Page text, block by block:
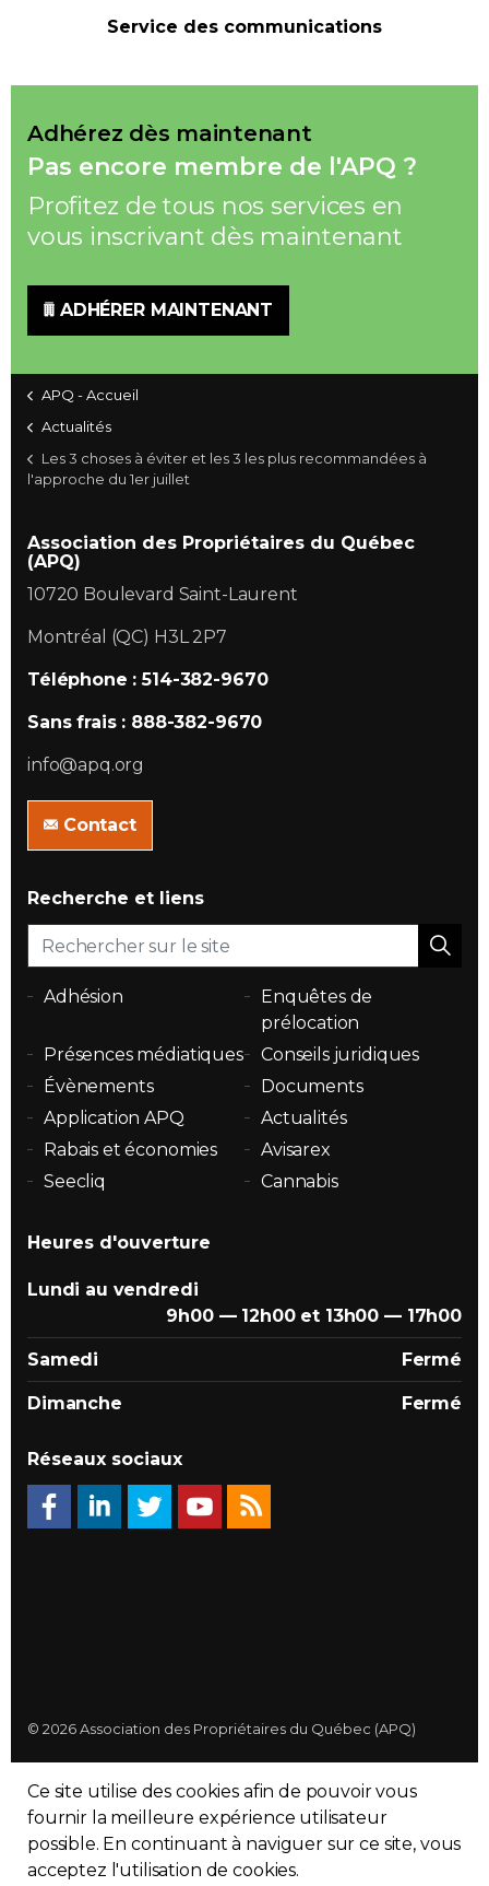
Service des communications
Adhérez dès maintenant
Pas encore membre de l'APQ ?
Profitez de tous nos services en
vous inscrivant dès maintenant
ADHÉRER MAINTENANT
APQ - Accueil
Actualités
Les 3 choses à éviter et les 3 les plus recommandées à
l'approche du 1er juillet
Association des Propriétaires du Québec
(APQ)
10720 Boulevard Saint-Laurent
Montréal (QC) H3L 2P7
Téléphone : 514-382-9670
Sans frais : 888-382-9670
info@apq.org
Contact
Recherche et liens
Adhésion
Enquêtes de
prélocation
Présences médiatiques
Conseils juridiques
Évènements
Documents
Application APQ
Actualités
Rabais et économies
Avisarex
Seecliq
Cannabis
Heures d'ouverture
Lundi au vendredi
9h00 — 12h00 et 13h00 — 17h00
Samedi Fermé
Dimanche Fermé
Réseaux sociaux
© 2026 Association des Propriétaires du Québec (APQ)
Plan du site
Made with
Ce site utilise des cookies afin de pouvoir vous
fournir la meilleure expérience utilisateur
possible. En continuant à naviguer sur ce site, vous
acceptez l'utilisation de cookies.